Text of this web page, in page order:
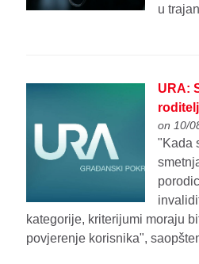
u
URA:
on 10/
"Kada
kategorije, kriterijumi moraju
povjerenje korisnika",